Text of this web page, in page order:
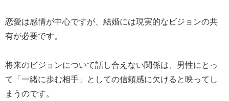
恋愛は感情が中心ですが、結婚には現実的なビジョンの共
有が必要です。
将来のビジョンについて話し合えない関係は、男性にとっ
て「一緒に歩む相手」としての信頼感に欠けると映ってし
まうのです。